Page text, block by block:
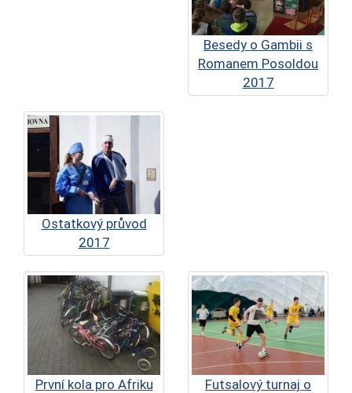
Besedy o Gambii s
Romanem Posoldou
2017
Ostatkový průvod
2017
První kola pro Afriku
Futsalový turnaj o